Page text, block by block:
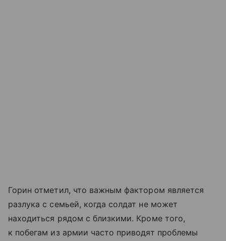
Горин отметил, что важным фактором является
разлука с семьей, когда солдат не может
находиться рядом с близкими. Кроме того,
к побегам из армии часто приводят проблемы